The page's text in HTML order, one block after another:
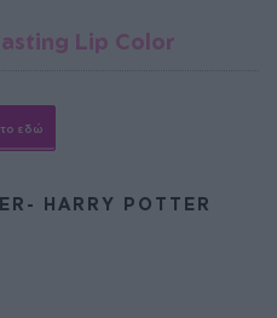
Lip Color
εδώ
HARRY POTTER